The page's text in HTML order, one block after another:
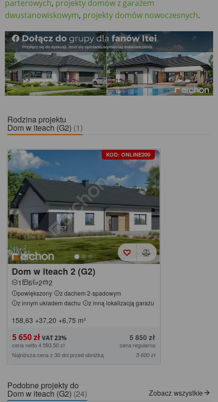
parterowych, projekty domów z garażem
dwustanowiskowym, projekty domów nowoczesnych.
Rodzina projektu
Dom w iteach (G2) (1)
KOD: ONLINE200
Dom w iteach 2 (G2)
1 6 2 2
powiększony
z dachem 2-spadowym
z innym układem dachu
z inną lokalizacją garażu
158,63 +37,20 +6,75 m²
5 650 zł 5 850 zł
cena netto 4 593,50 zł
cena regularna
Najniższa cena z 30 dni przed obniżką
5 600 zł
Podobne projekty do
Dom w iteach (G2) (24) Zobacz wszystkie